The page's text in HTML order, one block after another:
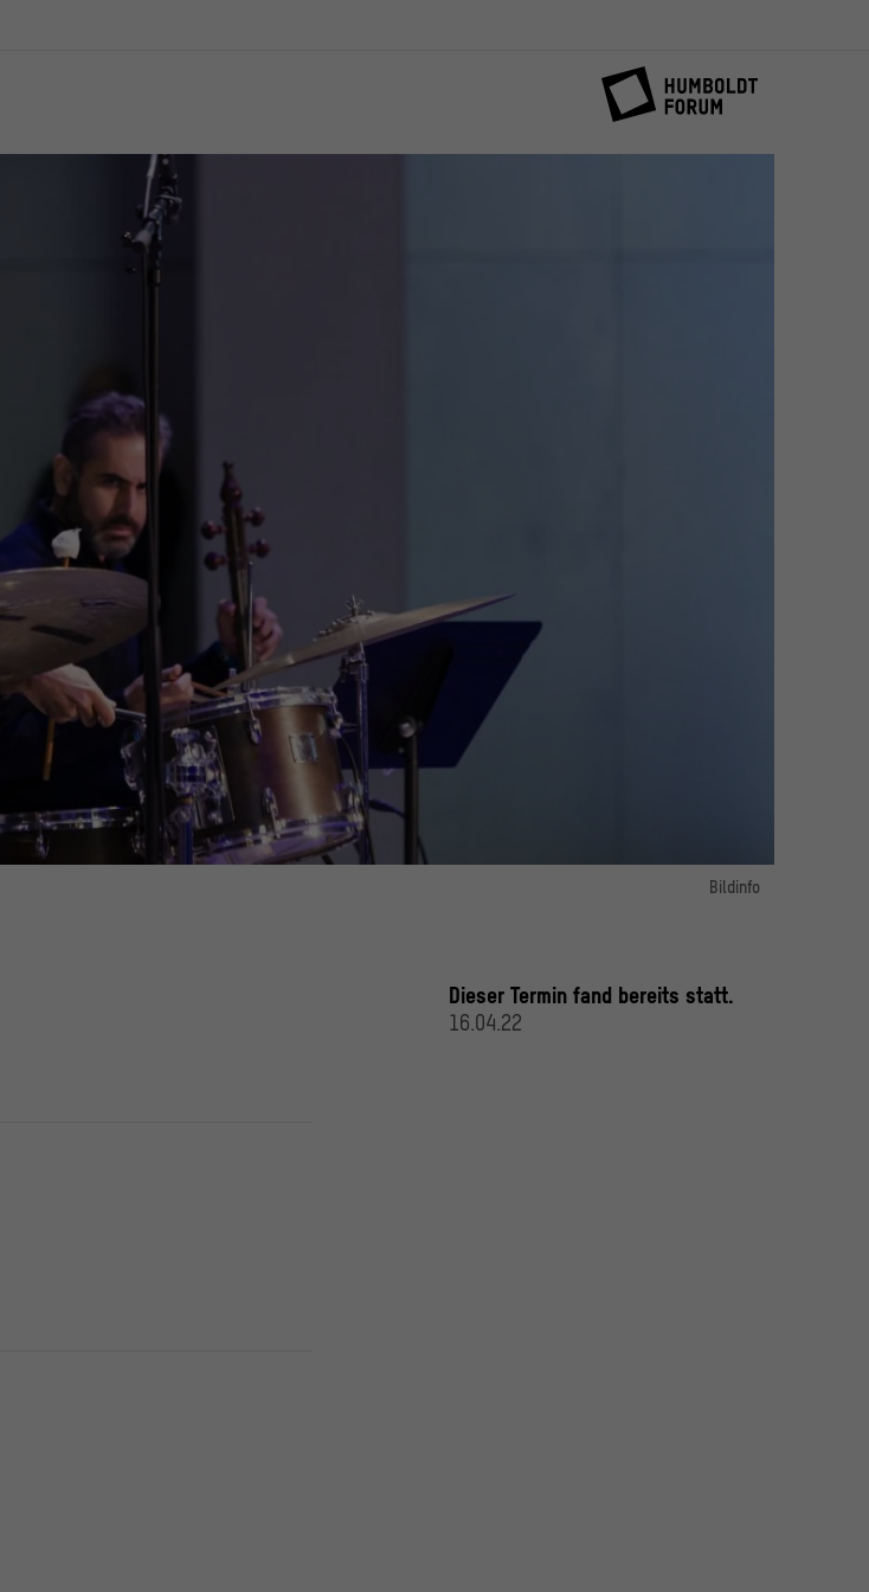
Bildinfo
Dieser Termin fand bereits statt.
16.04.22